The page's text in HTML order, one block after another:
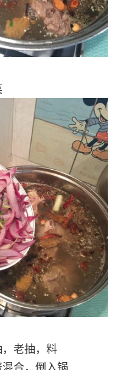
老抽，料
合，倒入锅